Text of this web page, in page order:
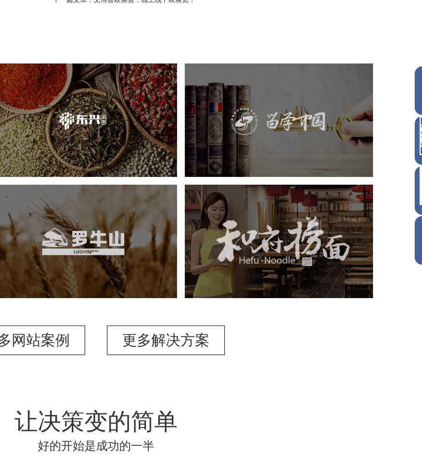
东兴堂
医药医疗 电商网站 品牌官网
网站建设
网页设计
留学中国
机构组织 品牌官网 网页设计
罗牛山
轻工食品 集团站群 品牌官网
网站建设
网页设计
和府捞面
轻工食品 食品 品牌官网
网站建设
网页设计
网站案例 更多解决方案
让决策变的简单
好的开始是成功的一半